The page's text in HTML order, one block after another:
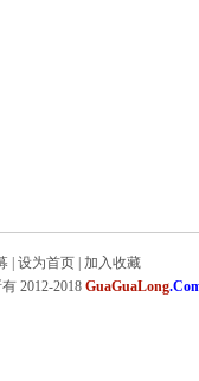
设为首页
加入收藏
2012-2018 GuaGuaLong